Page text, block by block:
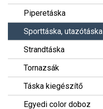
Piperetáska
Sporttáska, utazótáska
Strandtáska
Tornazsák
Táska kiegészítő
Egyedi color doboz